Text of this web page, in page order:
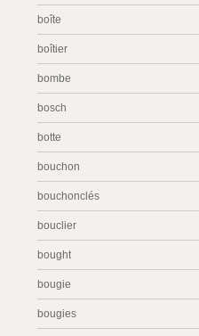
boîte
boîtier
bombe
bosch
botte
bouchon
bouchonclés
bouclier
bought
bougie
bougies